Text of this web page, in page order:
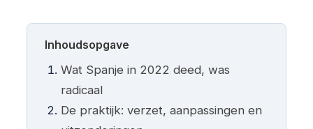
Inhoudsopgave
Wat Spanje in 2022 deed, was
radicaal
De praktijk: verzet, aanpassingen en